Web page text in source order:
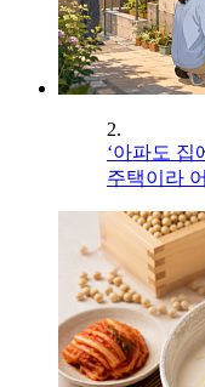
2.
‘아파도 집
주택이라